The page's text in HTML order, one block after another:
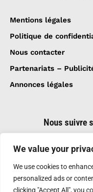
We value your
We use cookies to
personalized ads or
clicking "Accept All", you
Mentions légales
Politique de
Nous contacter
Partenariats –
Annonces légales
Nous suivre